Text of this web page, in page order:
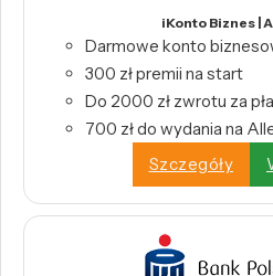
iKonto Biznes |
Darmowe konto
300 zł premii na start
Do 2000 zł zwrotu za
700 zł do wydania na
Szczegóły